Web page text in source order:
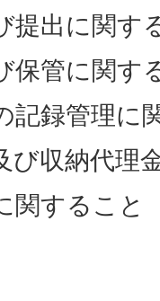
提出に関す
保管に関す
記録管理に
び収納代理
関すること